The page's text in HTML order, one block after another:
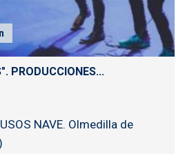
PRODUCCIONES...
NAVE. Olmedilla de